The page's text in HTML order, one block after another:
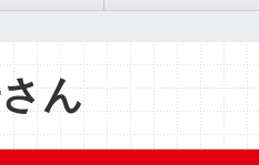
ん